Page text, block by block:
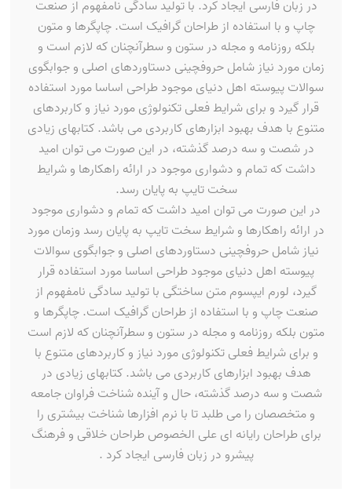
در زبان فارسی ایجاد کرد. با تولید سادگی نامفهوم از صنعت
چاپ و با استفاده از طراحان گرافیک است. چاپگرها و متون
بلکه روزنامه و مجله در ستون و سطرآنچنان که لازم است و
زمان مورد نیاز شامل حروفچینی دستاوردهای اصلی و جوابگوی
سوالات پیوسته اهل دنیای موجود طراحی اساسا مورد استفاده
قرار گیرد و برای شرایط فعلی تکنولوژی مورد نیاز و کاربردهای
متنوع با هدف بهبود ابزارهای کاربردی می باشد. کتابهای زیادی
در شصت و سه درصد گذشته، در این صورت می توان امید
داشت که تمام و دشواری موجود در ارائه راهکارها و شرایط
سخت تایپ به پایان رسد.
در این صورت می توان امید داشت که تمام و دشواری موجود
در ارائه راهکارها و شرایط سخت تایپ به پایان رسد وزمان مورد
نیاز شامل حروفچینی دستاوردهای اصلی و جوابگوی سوالات
پیوسته اهل دنیای موجود طراحی اساسا مورد استفاده قرار
گیرد، لورم ایپسوم متن ساختگی با تولید سادگی نامفهوم از
صنعت چاپ و با استفاده از طراحان گرافیک است. چاپگرها و
متون بلکه روزنامه و مجله در ستون و سطرآنچنان که لازم است
و برای شرایط فعلی تکنولوژی مورد نیاز و کاربردهای متنوع با
هدف بهبود ابزارهای کاربردی می باشد. کتابهای زیادی در
شصت و سه درصد گذشته، حال و آینده شناخت فراوان جامعه
و متخصصان را می طلبد تا با نرم افزارها شناخت بیشتری را
برای طراحان رایانه ای علی الخصوص طراحان خلاقی و فرهنگ
پیشرو در زبان فارسی ایجاد کرد .